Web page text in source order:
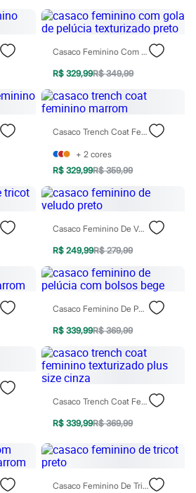
Casaco Feminino Com Gola De Pelúcia Texturizado Preto
R$ 329,99R$ 349,99
Casaco Trench Coat Feminino Marrom
+ 2 cores
R$ 329,99R$ 359,99
Casaco Feminino De Veludo Preto
R$ 249,99R$ 279,99
Casaco Feminino De Pelúcia Com Bolsos Bege
R$ 339,99R$ 369,99
Casaco Trench Coat Feminino Texturizado Plus Size Cinza
R$ 339,99R$ 369,99
Casaco Feminino De Tricot Preto